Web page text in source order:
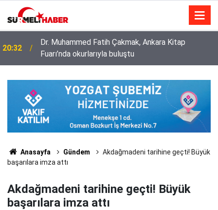
14:52
Diyanet İşleri Başkanlığı ile Türkiye Diyanet Vakfı
milyonları sevindirdi
Anasayfa Gündem
Akdağmadeni tarihine geçti! Büyük
başarılara imza attı
Akdağmadeni tarihine geçti! Büyük
başarılara imza attı